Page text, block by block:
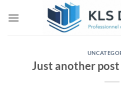
Just another